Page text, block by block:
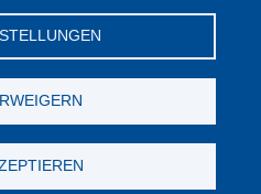
YouTube-Twitter-LinkedIn